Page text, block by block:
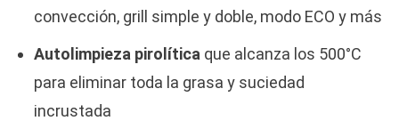
convección, grill simple y doble, modo ECO y más
Autolimpieza pirolítica que alcanza los 500°C
para eliminar toda la grasa y suciedad
incrustada